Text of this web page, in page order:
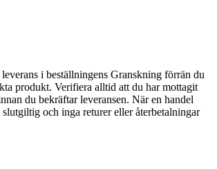
i beställningens Granskning förrän du
produkt. Verifiera alltid att du har mottagit
du bekräftar leveransen. När en handel
slutgiltig och inga returer eller återbetalningar